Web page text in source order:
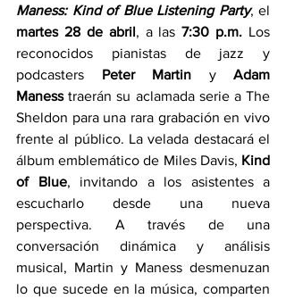
Maness: Kind of Blue Listening Party
martes 28 de abril, a las 7:30 p.m. Los
reconocidos pianistas de jazz y
podcasters Peter Martin y Adam
Maness traerán su aclamada serie a The
Sheldon para una rara grabación en vivo
frente al público. La velada destacará el
álbum emblemático de Miles Davis, Kind
of Blue, invitando a los asistentes a
escucharlo desde una nueva
perspectiva. A través de una
conversación dinámica y análisis
musical, Martin y Maness desmenuzan
lo que sucede en la música, comparten